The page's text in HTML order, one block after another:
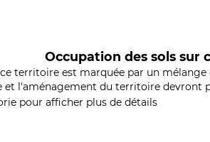
Occupation des sols sur
territoire est marquée par un
l'aménagement du territoire devront
pour afficher plus de détails